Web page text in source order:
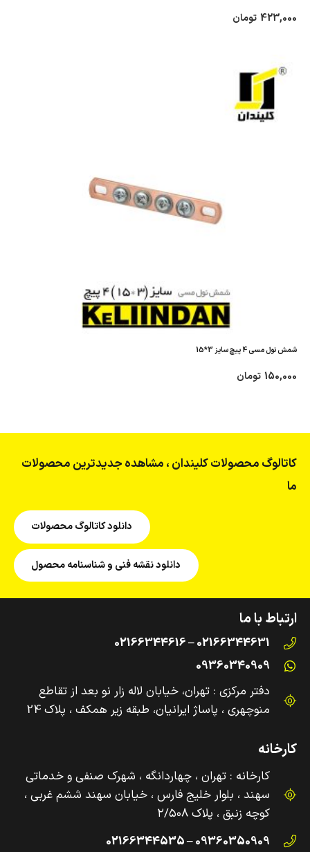
423,000 تومان
شمش نول مسی 4 پیچ سایز 3*15
150,000 تومان
کاتالوگ محصولات کلیندان ، مشاهده جدیدترین محصولات
ما
دانلود کاتالوگ محصولات
دانلود نقشه فنی و شناسنامه محصول
ارتباط با ما
02166344631 – 02166344616
09360340909
دفتر مرکزی : تهران، خیابان لاله زار نو بعد از تقاطع
منوچهری ، پاساژ ایرانیان، طبقه زیر همکف ، پلاک 24
کارخانه
کارخانه : تهران ، چهاردانگه ، شهرک صنفی و‌ خدماتی
سهند ، بلوار خلیج فارس ، خیابان سهند ششم غربی ،
کوچه زنبق ، پلاک ۲/۵۰۸
09360350909 – 02166344535